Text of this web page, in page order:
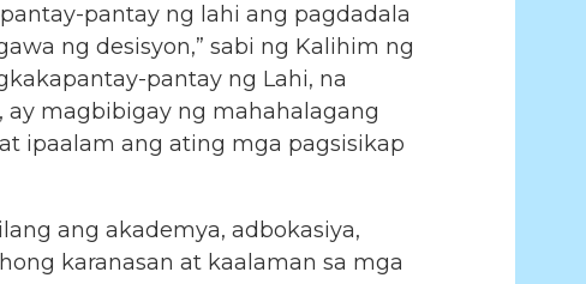
pantay ng lahi ang pagdadala
ng desisyon,” sabi ng Kalihim ng
pantay ng Lahi, na
magbibigay ng mahahalagang
ipaalam ang ating mga pagsisikap
ang akademya, adbokasiya,
karanasan at kaalaman sa mga